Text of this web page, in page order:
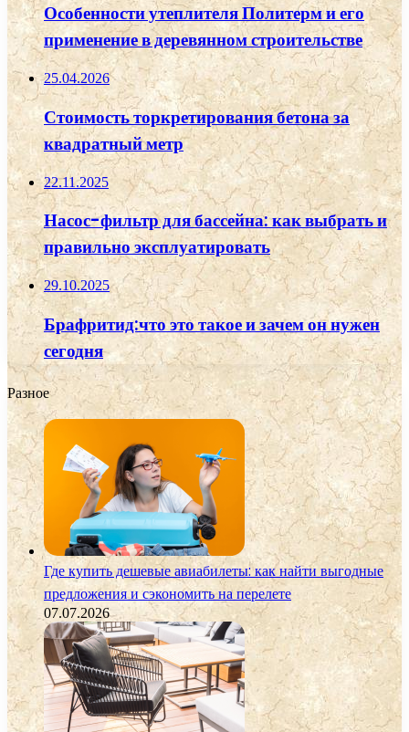
Особенности утеплителя Политерм и его
применение в деревянном строительстве
25.04.2026
Стоимость торкретирования бетона за
квадратный метр
22.11.2025
Насос-фильтр для бассейна: как выбрать и
правильно эксплуатировать
29.10.2025
Брафритид:что это такое и зачем он нужен
сегодня
Разное
Где купить дешевые авиабилеты: как найти выгодные
предложения и сэкономить на перелете
07.07.2026